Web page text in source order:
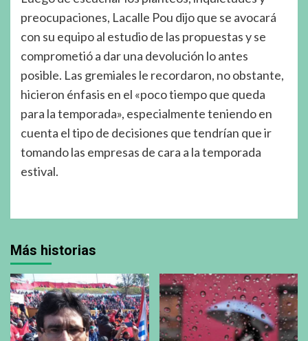
preocupaciones, Lacalle Pou dijo que se avocará
con su equipo al estudio de las propuestas y se
comprometió a dar una devolución lo antes
posible. Las gremiales le recordaron, no obstante,
hicieron énfasis en el «poco tiempo que queda
para la temporada», especialmente teniendo en
cuenta el tipo de decisiones que tendrían que ir
tomando las empresas de cara a la temporada
estival.
Más historias